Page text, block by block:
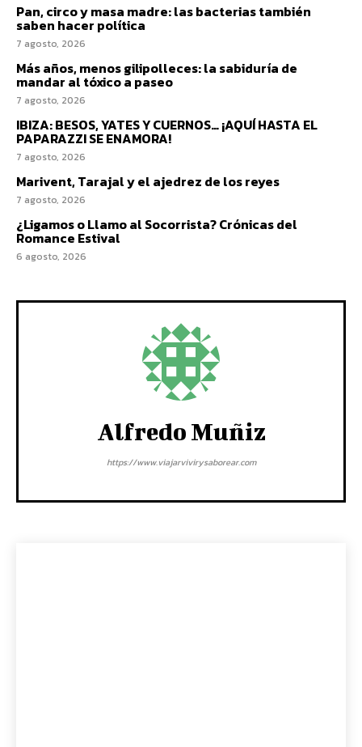
Pan, circo y masa madre: las bacterias también
saben hacer política
7 agosto, 2026
Más años, menos gilipolleces: la sabiduría de
mandar al tóxico a paseo
7 agosto, 2026
IBIZA: BESOS, YATES Y CUERNOS… ¡AQUÍ HASTA EL
PAPARAZZI SE ENAMORA!
7 agosto, 2026
Marivent, Tarajal y el ajedrez de los reyes
7 agosto, 2026
¿Ligamos o Llamo al Socorrista? Crónicas del
Romance Estival
6 agosto, 2026
Alfredo Muñiz
https://www.viajarvivirysaborear.com